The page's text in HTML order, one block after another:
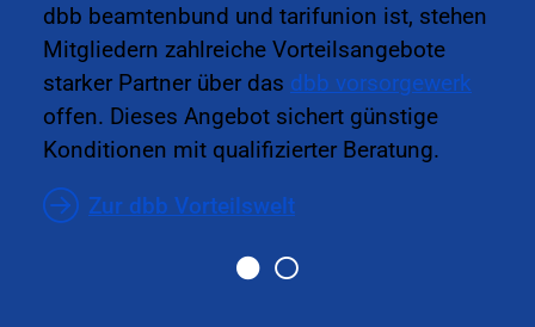
dbb beamtenbund und tarifunion ist, stehen
Mitgliedern zahlreiche Vorteilsangebote
starker Partner über das dbb vorsorgewerk
offen. Dieses Angebot sichert günstige
Konditionen mit qualifizierter Beratung.
Zur dbb Vorteilswelt